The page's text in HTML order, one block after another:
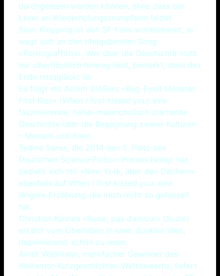
durchgelesen werden können, ohne dass der
Leser an Wiederholungsstumpfsinn leidet.
Sven Klöpping ist den SF-Fans wohlbekannt, er
wagt sich an den titelgebenden Song:
»Pornograffittis«. Wer über die Geschichte nicht
nur oberflächlich hinweg liest, bemerkt, dass das
Ende missglückt ist.
Es folgt mit Achim Stößers »Bug-Eyed Monster:
First Kiss« (When I first kissed you) eine
faszinierende, heiter-melancholisch startende
Geschichte über die Begegnung zweier Kulturen
– Mensch und Alien.
Tedine Sanss, die 2014 den 5. Platz des
Deutschen Science-Fiction-Preises belegt hat,
bezieht sich mit »New York, über den Dächern«
ebenfalls auf When I first kissed you, eine
längere Erzählung, die mich nicht so gefesselt
hat.
Christian Künnes »Susie, pas d’amour« (Suzie)
erzählt vom Überleben in einer dunklen Welt,
deprimierend-schön zu lesen.
Arndt Waßmann, mehrfacher Gewinner des
Weltentor-Kurzgeschichten-Wettbewerbs, liefert